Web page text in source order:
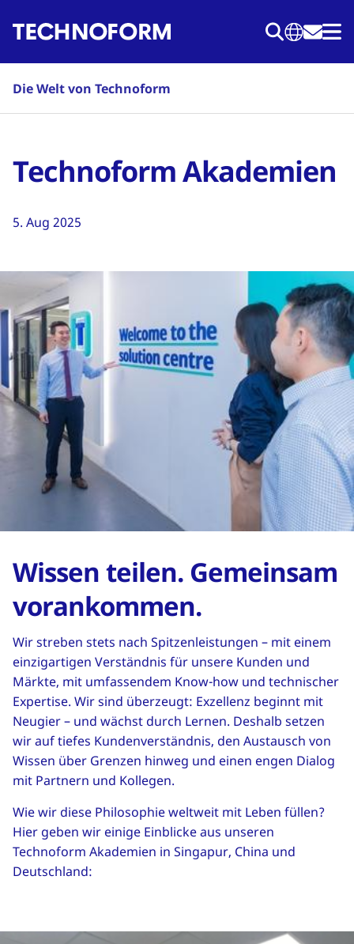
zum
Die Welt von Technoform
Technoform Akademien
5. Aug 2025
Wissen teilen. Gemeinsam
vorankommen.
Wir streben stets nach Spitzenleistungen – mit einem
einzigartigen Verständnis für unsere Kunden und
Märkte, mit umfassendem Know-how und technischer
Expertise. Wir sind überzeugt: Exzellenz beginnt mit
Neugier – und wächst durch Lernen. Deshalb setzen
wir auf tiefes Kundenverständnis, den Austausch von
Wissen über Grenzen hinweg und einen engen Dialog
mit Partnern und Kollegen.
Wie wir diese Philosophie weltweit mit Leben füllen?
Hier geben wir einige Einblicke aus unseren
Technoform Akademien in Singapur, China und
Deutschland: